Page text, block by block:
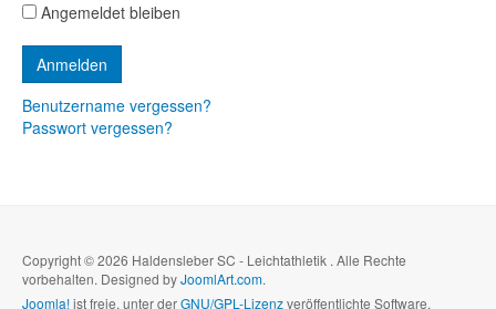
Angemeldet bleiben
Benutzername vergessen?
Passwort vergessen?
Copyright © 2026 Haldensleber SC - Leichtathletik . Alle Rechte
vorbehalten. Designed byJoomlArt.com.
Joomla!ist freie, unter derGNU/GPL-Lizenzveröffentlichte Software.